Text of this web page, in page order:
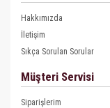
Hakkımızda
İletişim
Sıkça Sorulan Sorular
Müşteri Servisi
Siparişlerim